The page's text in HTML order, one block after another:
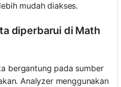
mudah diakses.
diperbarui di Math
bergantung pada sumber
Analyzer menggunakan